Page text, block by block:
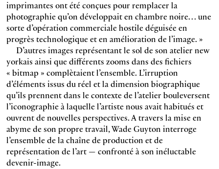
imprimantes ont été conçues pour remplacer la
photographie qu’on développait en chambre noire… une
sorte d’opération commerciale hostile déguisée en
progrès technologique et en amélioration de l’image. »
D’autres images représentant le sol de son atelier new
yorkais ainsi que différents zooms dans des fichiers
« bitmap » complètaient l’ensemble. L’irruption
d’éléments issus du réel et la dimension biographique
qu’ils prennent dans le contexte de l’atelier bouleversent
l’iconographie à laquelle l’artiste nous avait habitués et
ouvrent de nouvelles perspectives. A travers la mise en
abyme de son propre travail, Wade Guyton interroge
l’ensemble de la chaîne de production et de
représentation de l’art — confronté à son inéluctable
devenir-image.